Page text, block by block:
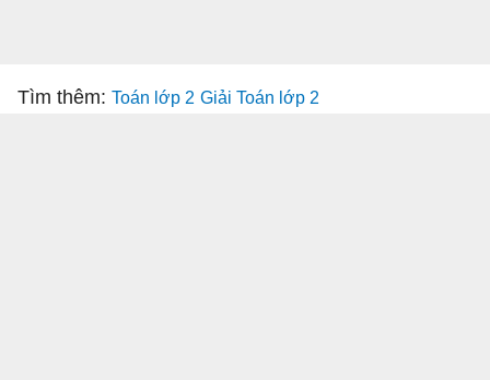
Tìm thêm: Toán lớp 2 Giải Toán lớp 2